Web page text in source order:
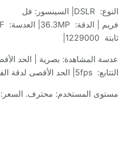
النوع:
DSLR| السينسور : فل
فريم
الدقة:
36.3MP| العدسة:
ثابتة 1229000|
عدسة المشاهدة: بصرية
الحد
التتابع:
5fps| الحد الأقصى لدقة
مستوى المستخدم: محترف. السعر : 2429$